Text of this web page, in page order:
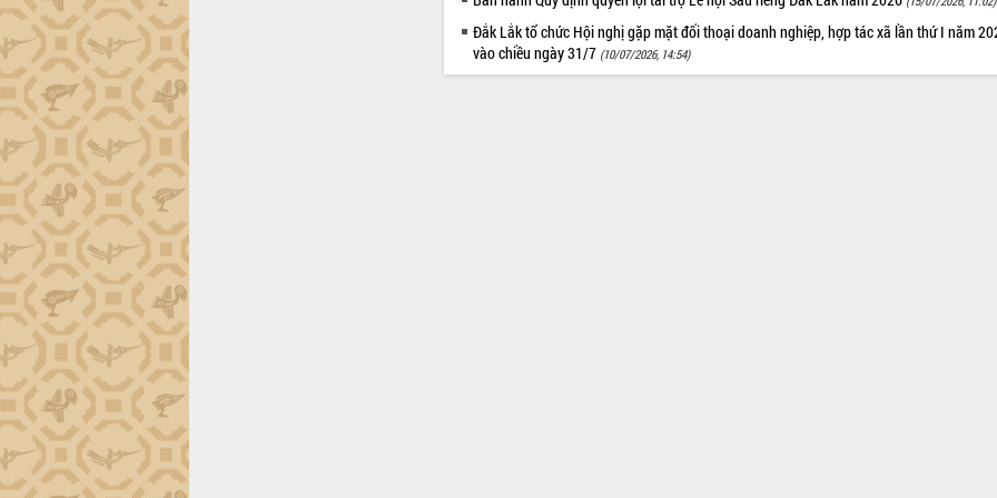
Đắk Lắk tổ chức Hội nghị gặp mặt đối thoại doanh nghiệp, hợp tác xã lần thứ I năm
vào chiều ngày 31/7 (10/07/2026, 14:54)